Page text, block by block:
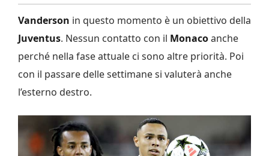
Vanderson in questo momento è un obiettivo della
Juventus. Nessun contatto con il Monacoanche
perché nella fase attuale ci sono altre priorità. Poi
con il passare delle settimane si valuterà anche
l’esterno destro.